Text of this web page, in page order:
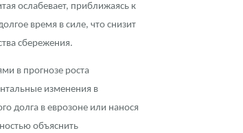
ослабевает, приближаясь к
время в силе, что снизит
сбережения.
в прогнозе роста
изменения в
долга в еврозоне или нанося
объяснить